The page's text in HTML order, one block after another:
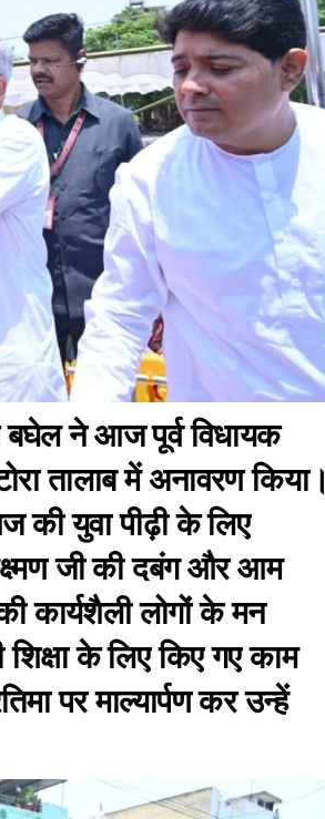
ने आज पूर्व विधायक
तालाब में अनावरण किया।
की युवा पीढ़ी के लिए
जी की दबंग और आम
कार्यशैली लोगों के मन
शिक्षा के लिए किए गए काम
पर माल्यार्पण कर उन्हें